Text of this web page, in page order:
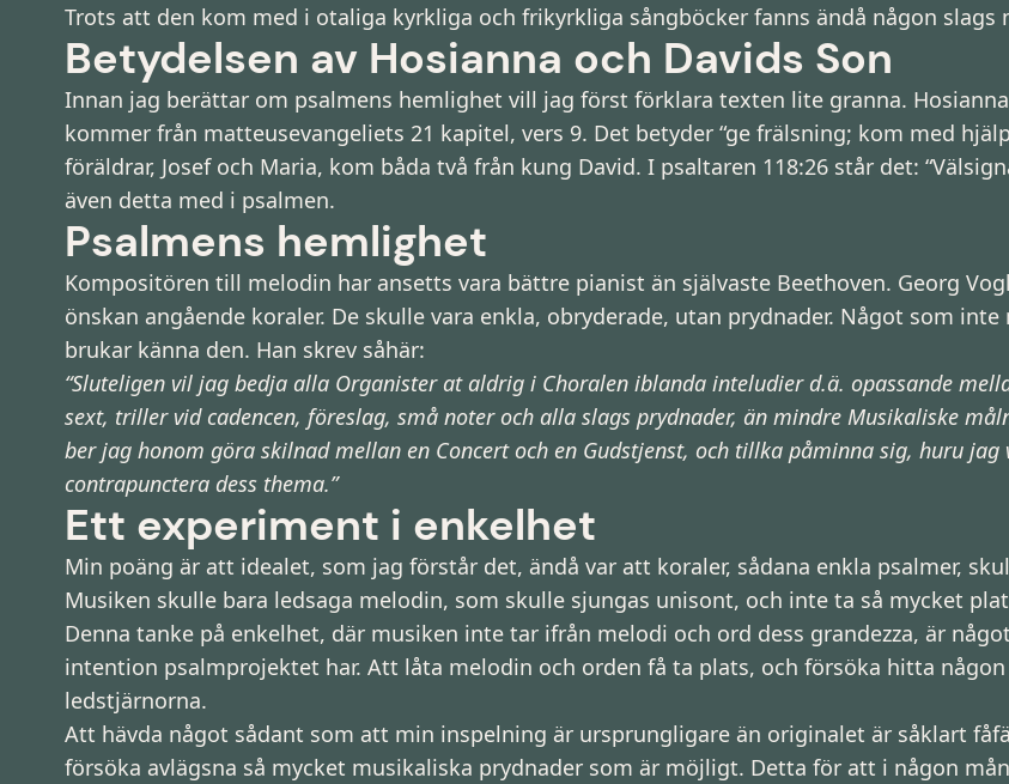
Trots att den kom med i otaliga kyrkliga och frikyrkliga sångböcker fanns ändå någon
Betydelsen av Hosianna och Davids Son
Innan jag berättar om psalmens hemlighet vill jag först förklara texten lite granna.
kommer från matteusevangeliets 21 kapitel, vers 9. Det betyder “ge frälsning; kom med
föräldrar, Josef och Maria, kom båda två från kung David. I psaltaren 118:26 står det:
även detta med i psalmen.
Psalmens hemlighet
Kompositören till melodin har ansetts vara bättre pianist än självaste Beethoven. Georg
önskan angående koraler. De skulle vara enkla, obryderade, utan prydnader. Något som
brukar känna den. Han skrev såhär:
“Sluteligen vil jag bedja alla Organister at aldrig i Choralen iblanda inteludier d.ä. opassande
sext, triller vid cadencen, föreslag, små noter och alla slags prydnader, än mindre Musikaliske
ber jag honom göra skilnad mellan en Concert och en Gudstjenst, och tillka påminna sig, huru
contrapunctera dess thema.”
Ett experiment i enkelhet
Min poäng är att idealet, som jag förstår det, ändå var att koraler, sådana enkla psalmer,
Musiken skulle bara ledsaga melodin, som skulle sjungas unisont, och inte ta så mycket
Denna tanke på enkelhet, där musiken inte tar ifrån melodi och ord dess grandezza, är
intention psalmprojektet har. Att låta melodin och orden få ta plats, och försöka hitta
ledstjärnorna.
Att hävda något sådant som att min inspelning är ursprungligare än originalet är såklart
försöka avlägsna så mycket musikaliska prydnader som är möjligt. Detta för att i någon